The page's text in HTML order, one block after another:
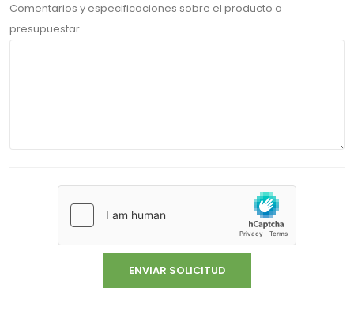
Comentarios y especificaciones sobre el producto a
presupuestar